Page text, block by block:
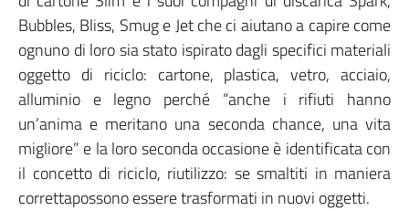
Bubbles, Bliss, Smug e Jet che ci aiutano a capire come
ognuno di loro sia stato ispirato dagli specifici materiali
oggetto di riciclo: cartone, plastica, vetro, acciaio,
alluminio e legno perché “anche i rifiuti hanno
un’anima e meritano una seconda chance, una vita
migliore” e la loro seconda occasione è identificata con
il concetto di riciclo, riutilizzo: se smaltiti in maniera
correttapossono essere trasformati in nuovi oggetti.